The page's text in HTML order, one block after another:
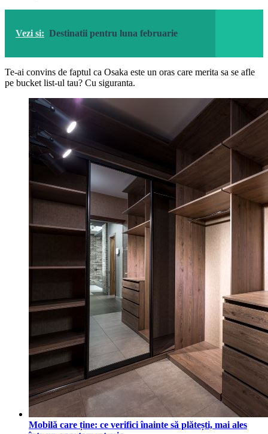
Vezi si: Destinatii pentru luna februarie
Te-ai convins de faptul ca Osaka este un oras care merita sa se afle
pe bucket list-ul tau? Cu siguranta.
Mobilă care ține: ce verifici înainte să plătești, mai ales